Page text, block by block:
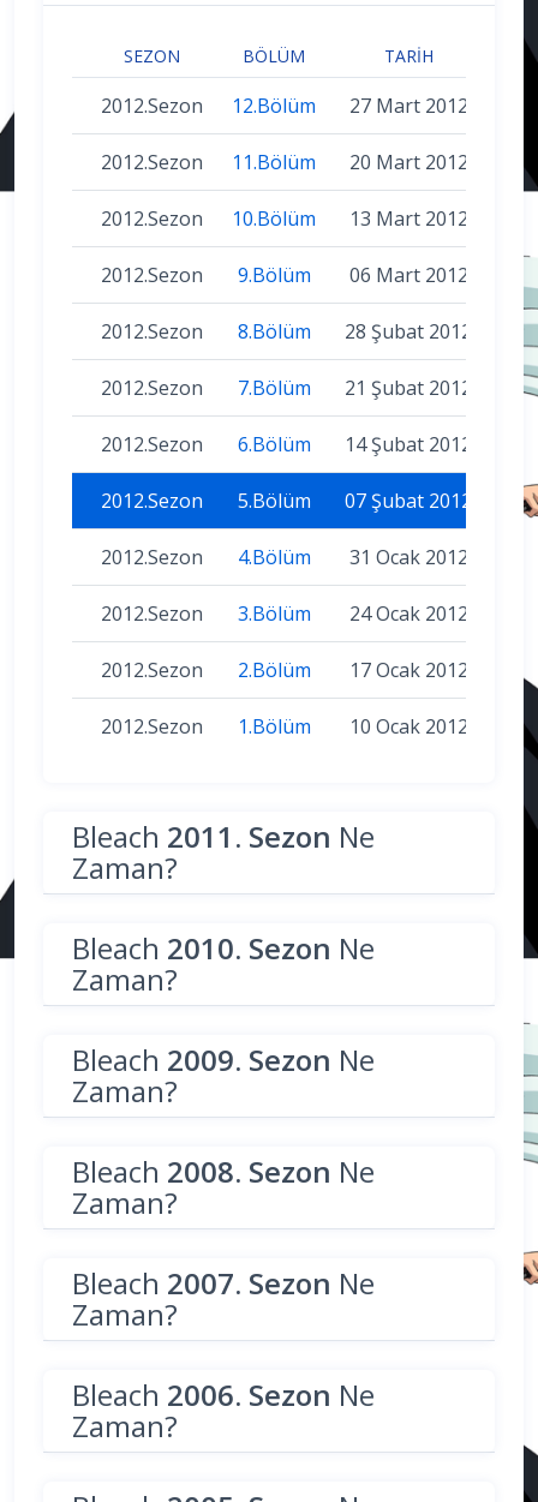
SEZON BÖLÜM TARIH
2012.Sezon 12.Bölüm 27 Mart 2012
2012.Sezon 11.Bölüm 20 Mart 2012
2012.Sezon 10.Bölüm 13 Mart 2012
2012.Sezon 9.Bölüm 06 Mart 2012
2012.Sezon 8.Bölüm 28 Şubat 2012
2012.Sezon 7.Bölüm 21 Şubat 2012
2012.Sezon 6.Bölüm 14 Şubat 2012
2012.Sezon 5.Bölüm 07 Şubat 2012
2012.Sezon 4.Bölüm 31 Ocak 2012
2012.Sezon 3.Bölüm 24 Ocak 2012
2012.Sezon 2.Bölüm 17 Ocak 2012
2012.Sezon 1.Bölüm 10 Ocak 2012
Bleach 2011. Sezon Ne
Zaman?
Bleach 2010. Sezon Ne
Zaman?
Bleach 2009. Sezon Ne
Zaman?
Bleach 2008. Sezon Ne
Zaman?
Bleach 2007. Sezon Ne
Zaman?
Bleach 2006. Sezon Ne
Zaman?